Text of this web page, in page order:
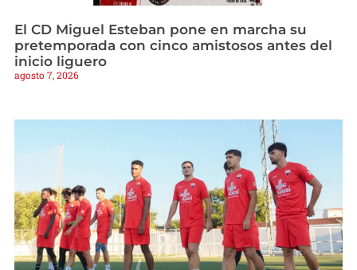
El CD Miguel Esteban pone en marcha su
pretemporada con cinco amistosos antes del
inicio liguero
agosto 7, 2026